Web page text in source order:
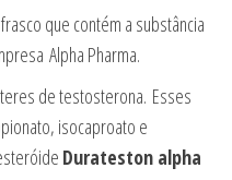
que contém a substância
Alpha Pharma.
de testosterona. Esses
isocaproato e
Durateston alpha